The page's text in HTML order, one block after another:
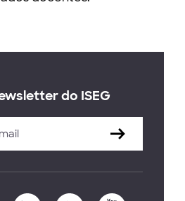
do ISEG